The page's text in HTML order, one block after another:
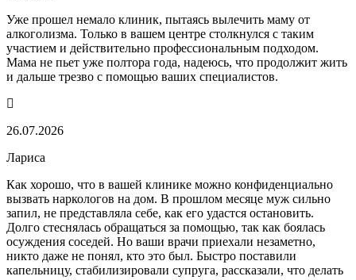
Уже прошел немало клиник, пытаясь вылечить маму от
алкоголизма. Только в вашем центре столкнулся с таким
участием и действительно профессиональным подходом.
Мама не пьет уже полтора года, надеюсь, что продолжит жить
и дальше трезво с помощью ваших специалистов.
26.07.2026
Лариса
Как хорошо, что в вашей клинике можно конфиденциально
вызвать наркологов на дом. В прошлом месяце муж сильно
запил, не представляла себе, как его удастся остановить.
Долго стеснялась обращаться за помощью, так как боялась
осуждения соседей. Но ваши врачи приехали незаметно,
никто даже не понял, кто это был. Быстро поставили
капельницу, стабилизировали супруга, рассказали, что делать